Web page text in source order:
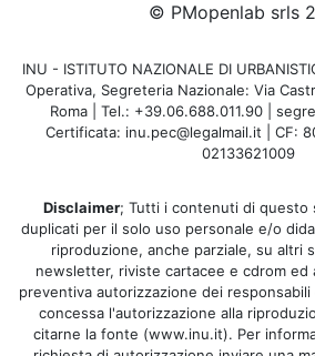
© PMopenlab srls
INU - ISTITUTO NAZIONALE DI
Operativa, Segreteria Nazionale: Via
Roma | Tel.: +39.06.688.011.90 |
Certificata: inu.pec@legalmail.it | CF:
02133621009
Disclaimer; Tutti i contenuti di questo
duplicati per il solo uso personale e/o
riproduzione, anche parziale, su altri
newsletter, riviste cartacee e cdrom ed
preventiva autorizzazione dei
concessa l'autorizzazione alla
citarne la fonte (www.inu.it). Per